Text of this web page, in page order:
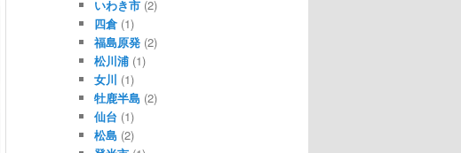
いわき市(2)
四倉(1)
福島原発(2)
松川浦(1)
女川 (1)
牡鹿半島(2)
仙台 (1)
松島(2)